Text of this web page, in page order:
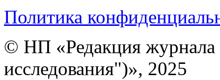
Политика
© НП «Редакция
исследования")», 2025